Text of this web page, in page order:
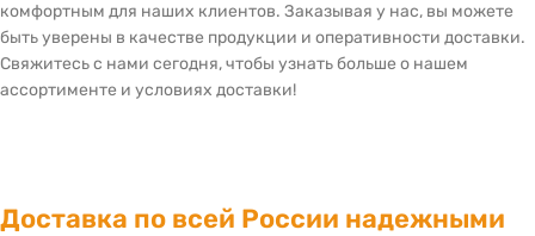
комфортным для наших клиентов. Заказывая у нас, вы можете
быть уверены в качестве продукции и оперативности доставки.
Свяжитесь с нами сегодня, чтобы узнать больше о нашем
ассортименте и условиях доставки!
Доставка по всей России надежными